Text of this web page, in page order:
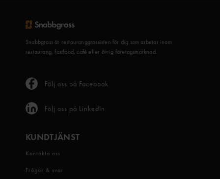
Snabbgross är restauranggrossisten för dig som arbetar inom
restaurang, fastfood, café eller övrig företagsmarknad.
Följ oss på Facebook
Följ oss på LinkedIn
KUNDTJÄNST
Kontakta oss
Frågor & svar